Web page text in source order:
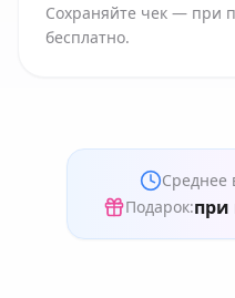
Сохраняйте чек — при
бесплатно.
Среднее
Подарок:при